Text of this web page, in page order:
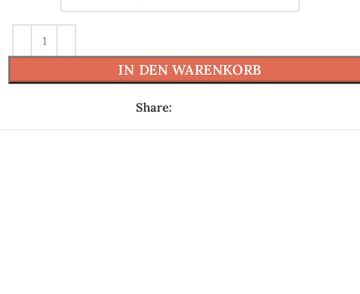
IN DEN WARENKORB
Share: